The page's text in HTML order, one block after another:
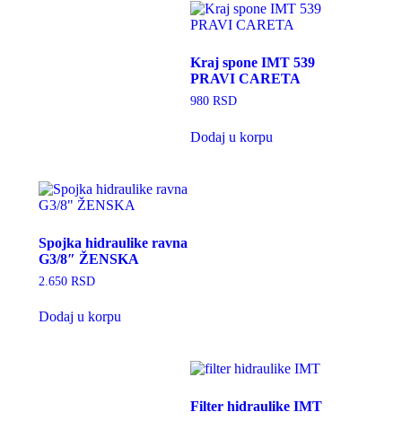
Kraj spone IMT 539
PRAVI CARETA
980RSD
Dodaj u korpu
Spojka hidraulike ravna
G3/8″ ŽENSKA
2.650 RSD
Dodaj u korpu
Filter hidraulike IMT